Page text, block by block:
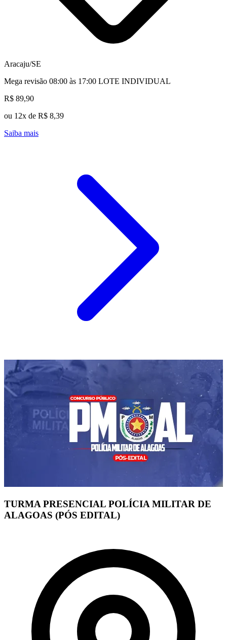
Aracaju/SE
Mega revisão 08:00 às 17:00 LOTE INDIVIDUAL
R$ 89,90
ou 12x de R$ 8,39
Saiba mais
TURMA PRESENCIAL POLÍCIA MILITAR DE
ALAGOAS (PÓS EDITAL)